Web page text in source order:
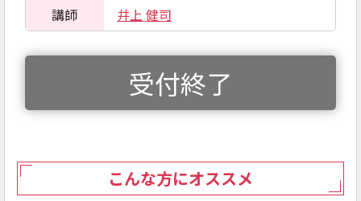
講師
井上 健司
受付終了
こんな方にオススメ